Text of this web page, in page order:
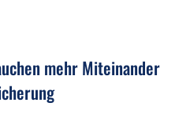
mehr Miteinander